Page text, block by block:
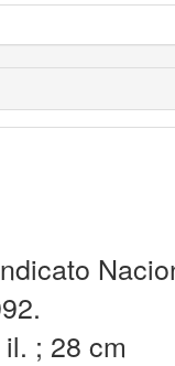
; 28 cm